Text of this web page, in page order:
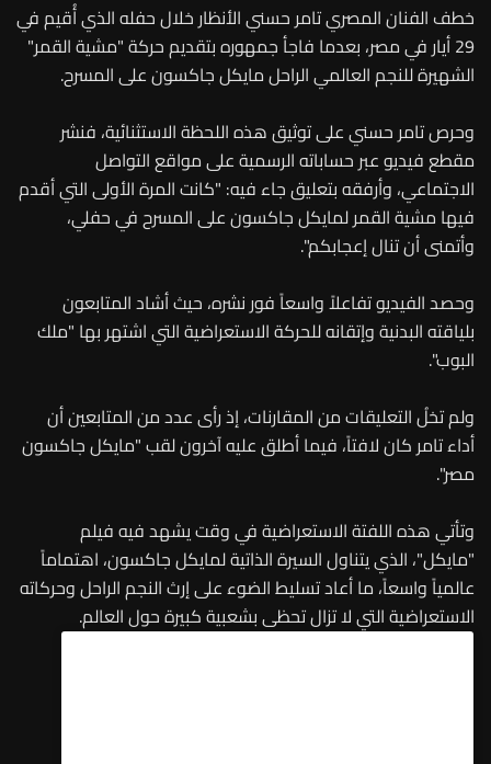
خطف الفنان المصري تامر حسني الأنظار خلال حفله الذي أُقيم في
29 أيار في مصر، بعدما فاجأ جمهوره بتقديم حركة "مشية القمر"
الشهيرة للنجم العالمي الراحل مايكل جاكسون على المسرح.
وحرص تامر حسني على توثيق هذه اللحظة الاستثنائية، فنشر
مقطع فيديو عبر حساباته الرسمية على مواقع التواصل
الاجتماعي، وأرفقه بتعليق جاء فيه: "كانت المرة الأولى التي أقدم
فيها مشية القمر لمايكل جاكسون على المسرح في حفلي،
وأتمنى أن تنال إعجابكم".
وحصد الفيديو تفاعلاً واسعاً فور نشره، حيث أشاد المتابعون
بلياقته البدنية وإتقانه للحركة الاستعراضية التي اشتهر بها "ملك
البوب".
ولم تخلُ التعليقات من المقارنات، إذ رأى عدد من المتابعين أن
أداء تامر كان لافتاً، فيما أطلق عليه آخرون لقب "مايكل جاكسون
مصر".
وتأتي هذه اللفتة الاستعراضية في وقت يشهد فيه فيلم
"مايكل"، الذي يتناول السيرة الذاتية لمايكل جاكسون، اهتماماً
عالمياً واسعاً، ما أعاد تسليط الضوء على إرث النجم الراحل وحركاته
الاستعراضية التي لا تزال تحظى بشعبية كبيرة حول العالم.